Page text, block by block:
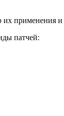
применения
патчей: